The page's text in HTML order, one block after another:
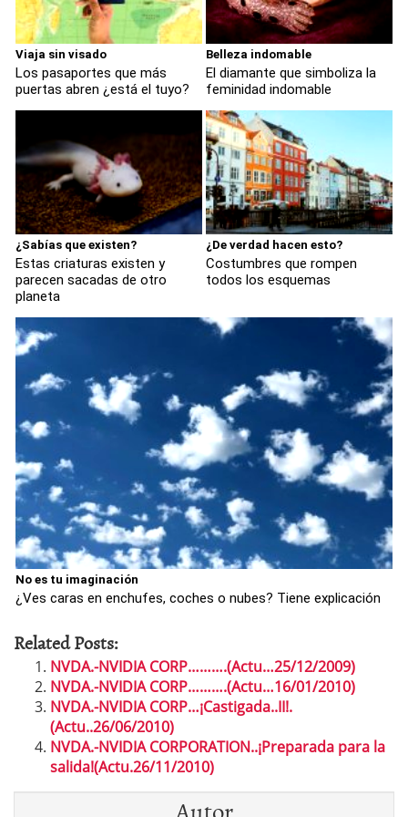
Viaja sin visado
Los pasaportes que más
puertas abren ¿está el tuyo?
Belleza indomable
El diamante que simboliza la
feminidad indomable
¿Sabías que existen?
Estas criaturas existen y
parecen sacadas de otro
planeta
¿De verdad hacen esto?
Costumbres que rompen
todos los esquemas
No es tu imaginación
¿Ves caras en enchufes, coches o nubes? Tiene explicación
Related Posts:
NVDA.-NVIDIA CORP……….(Actu…25/12/2009)
NVDA.-NVIDIA CORP……….(Actu…16/01/2010)
NVDA.-NVIDIA CORP…¡Castigada..II!.
(Actu..26/06/2010)
NVDA.-NVIDIA CORPORATION..¡Preparada para la
salida!(Actu.26/11/2010)